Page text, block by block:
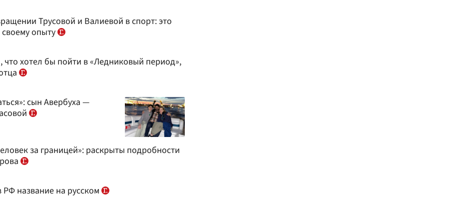
Трусовой и Валиевой в спорт: это
опыту
что хотел бы пойти в «Ледниковый период»,
сын Авербуха —
за границей»: раскрыты подробности
РФ название на русском